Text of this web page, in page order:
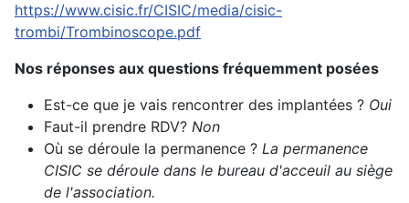
https://www.cisic.fr/CISIC/media/cisic-
trombi/Trombinoscope.pdf
Nos réponses aux questions fréquemment posées
Est-ce que je vais rencontrer des implantées ? Oui
Faut-il prendre RDV? Non
Où se déroule la permanence ? La permanence
CISIC se déroule dans le bureau d'acceuil au siège
de l'association.